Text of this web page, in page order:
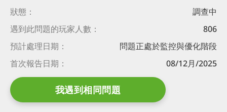
狀態：
調查中
遇到此問題的玩家人數：
806
預計處理日期：
問題正處於監控與優化階段
首次報告日期：
08/12月/2025
我遇到相同問題